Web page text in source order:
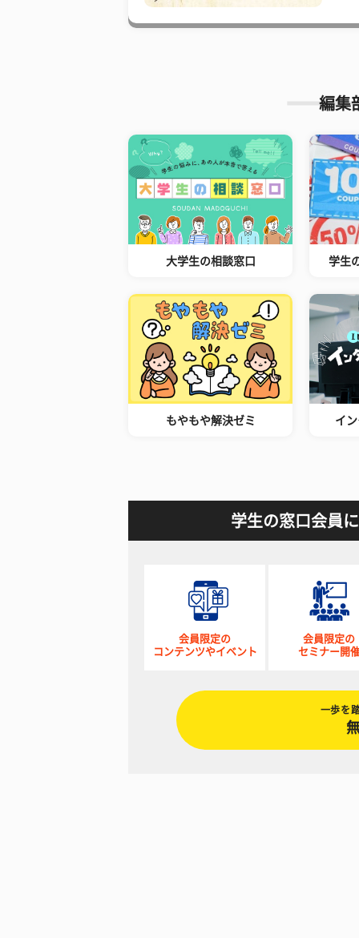
編集
大学生の相談窓口 学生
もやもや解決ゼミ イ
学生の窓口会員
会員限定の
コンテンツやイベント
会員限定の
セミナー開
一歩を